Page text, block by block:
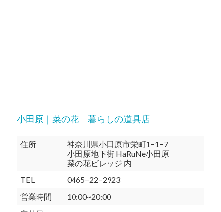
小田原｜菜の花 暮らしの道具店
住所
神奈川県小田原市栄町1−1−7
小田原地下街 HaRuNe小田原
菜の花ビレッジ 内
TEL
0465−22−2923
営業時間
10:00~20:00